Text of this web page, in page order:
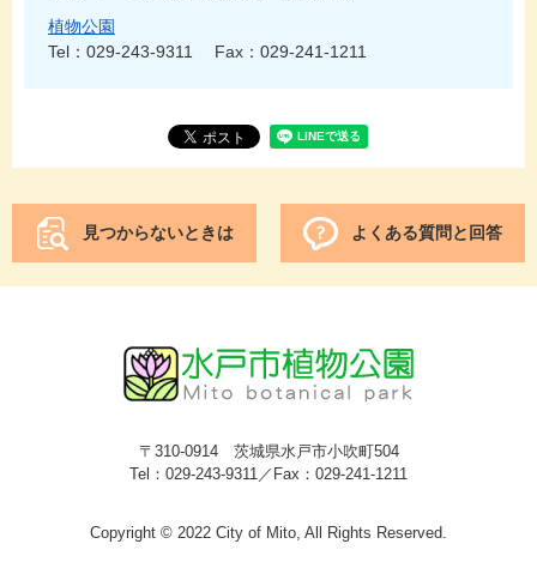
植物公園
Tel：029-243-9311
Fax：029-241-1211
見つからないときは よくある質問と回答
〒310-0914 茨城県水戸市小吹町504
Tel：029-243-9311／Fax：029-241-1211
Copyright © 2022 City of Mito, All Rights Reserved.